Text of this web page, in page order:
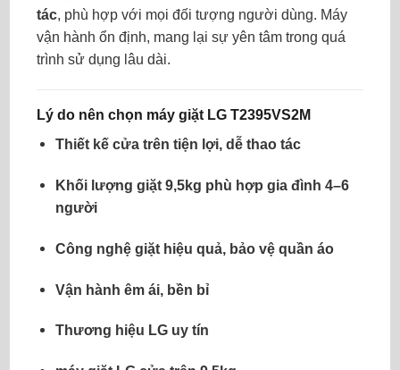
tác, phù hợp với mọi đối tượng người dùng. Máy
vận hành ổn định, mang lại sự yên tâm trong quá
trình sử dụng lâu dài.
Lý do nên chọn máy giặt LG T2395VS2M
Thiết kế cửa trên tiện lợi, dễ thao tác
Khối lượng giặt 9,5kg phù hợp gia đình 4–6
người
Công nghệ giặt hiệu quả, bảo vệ quần áo
Vận hành êm ái, bền bỉ
Thương hiệu LG uy tín